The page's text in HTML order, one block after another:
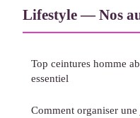
Lifestyle — Nos
Top ceintures homme
essentiel
Comment organiser